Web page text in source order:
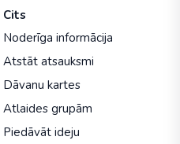
Cits
Noderīga informācija
Atstāt atsauksmi
Dāvanu kartes
Atlaides grupām
Piedāvāt ideju